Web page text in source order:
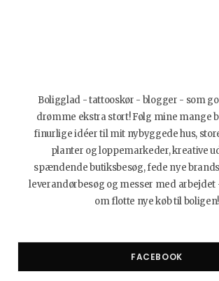
Boligglad - tattooskør - blogger - som
drømme ekstra stort! Følg mine mange
finurlige idéer til mit nybyggede hus,
planter og loppemarkeder, kreative
spændende butiksbesøg, fede nye
leverandørbesøg og messer med arbejdet
om flotte nye køb til boligen!
FACEBOOK